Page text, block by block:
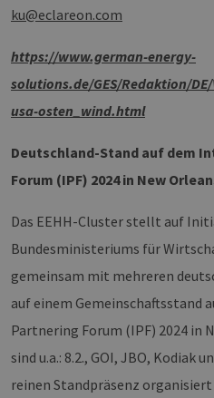
ku@eclareon.com
https://www.german-energy-
solutions.de/GES/Redaktion/
usa-osten_wind.html
Deutschland-Stand auf dem
Forum (IPF) 2024 in New
Das EEHH-Cluster stellt auf
Bundesministeriums für
gemeinsam mit mehreren
auf einem Gemeinschaftsstand
Partnering Forum (IPF) 2024 in
sind u.a.: 8.2., GOI, JBO, Kodiak
reinen Standpräsenz organisiert